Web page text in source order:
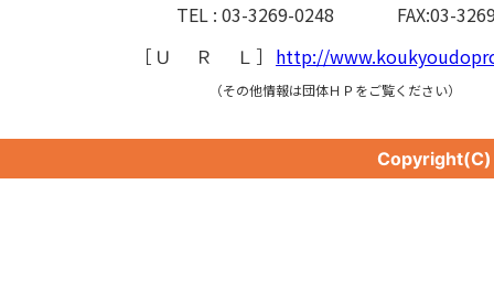
TEL : 03-3269-0248
FAX:03-
［ ＵＲＬ ］ http://
（その他情報は団体ＨＰをご覧ください）